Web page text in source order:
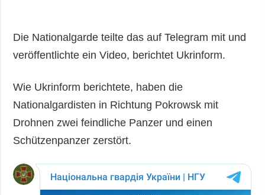
ZUSÄTZLICH
Veröffentlichungen
Fotos
Video
LEISTUNGEN
Abonnement
Die Nationalgarde teilte das auf Telegram mit und
veröffentlichte ein Video, berichtet Ukrinform.
Wie Ukrinform berichtete, haben die
Nationalgardisten in Richtung Pokrowsk mit
Drohnen zwei feindliche Panzer und einen
Schützenpanzer zerstört.